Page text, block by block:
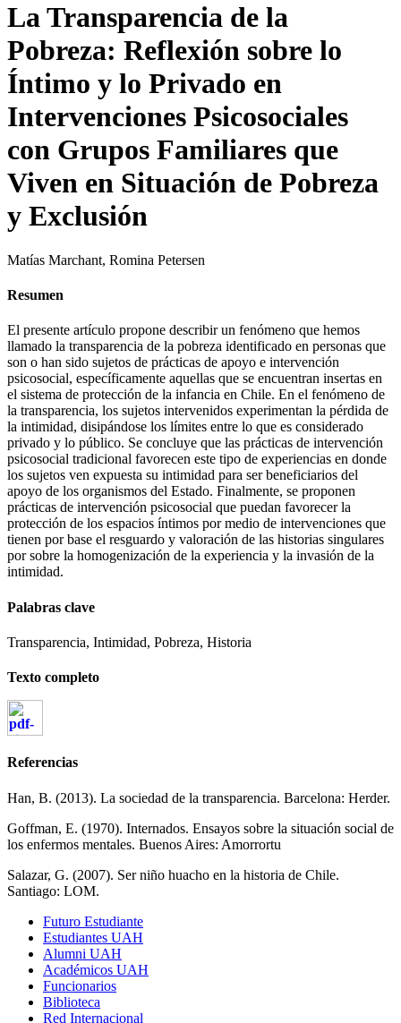
La Transparencia de la
Pobreza: Reflexión sobre lo
Íntimo y lo Privado en
Intervenciones Psicosociales
con Grupos Familiares que
Viven en Situación de Pobreza
y Exclusión
Matías Marchant, Romina Petersen
Resumen
El presente artículo propone describir un fenómeno que hemos
llamado la transparencia de la pobreza identificado en personas que
son o han sido sujetos de prácticas de apoyo e intervención
psicosocial, específicamente aquellas que se encuentran insertas en
el sistema de protección de la infancia en Chile. En el fenómeno de
la transparencia, los sujetos intervenidos experimentan la pérdida de
la intimidad, disipándose los límites entre lo que es considerado
privado y lo público. Se concluye que las prácticas de intervención
psicosocial tradicional favorecen este tipo de experiencias en donde
los sujetos ven expuesta su intimidad para ser beneficiarios del
apoyo de los organismos del Estado. Finalmente, se proponen
prácticas de intervención psicosocial que puedan favorecer la
protección de los espacios íntimos por medio de intervenciones que
tienen por base el resguardo y valoración de las historias singulares
por sobre la homogenización de la experiencia y la invasión de la
intimidad.
Palabras clave
Transparencia, Intimidad, Pobreza, Historia
Texto completo
Referencias
Han, B. (2013). La sociedad de la transparencia. Barcelona: Herder.
Goffman, E. (1970). Internados. Ensayos sobre la situación social de
los enfermos mentales. Buenos Aires: Amorrortu
Salazar, G. (2007). Ser niño huacho en la historia de Chile.
Santiago: LOM.
Futuro Estudiante
Estudiantes UAH
Alumni UAH
Académicos UAH
Funcionarios
Biblioteca
Red Internacional